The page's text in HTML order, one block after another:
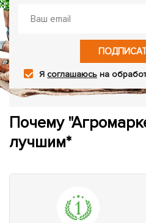
Ясоглашаюсь на
Почему
лучшим*